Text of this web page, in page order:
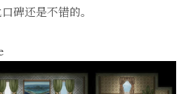
碑还是不错的。